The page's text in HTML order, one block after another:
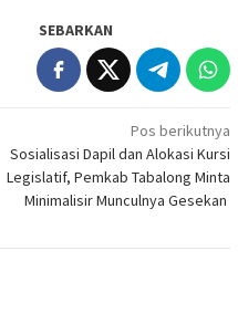
SEBARKAN
Pos berikutnya
Sosialisasi Dapil dan Alokasi Kursi
Legislatif, Pemkab Tabalong Minta
Minimalisir Munculnya Gesekan